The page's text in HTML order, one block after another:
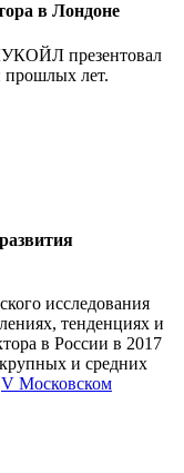
в Лондоне
презентовал
прошлых лет.
исследования
тенденциях и
в России в 2017
и средних
V Московском